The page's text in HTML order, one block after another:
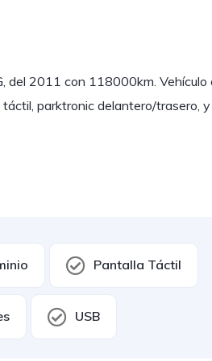
2011 con 118000km. Vehículo
parktronic delantero/trasero,
Pantalla Táctil
USB